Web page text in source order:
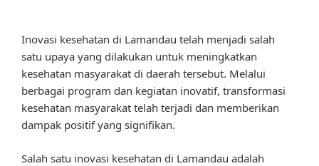
Inovasi kesehatan di Lamandau telah menjadi salah
satu upaya yang dilakukan untuk meningkatkan
kesehatan masyarakat di daerah tersebut. Melalui
berbagai program dan kegiatan inovatif, transformasi
kesehatan masyarakat telah terjadi dan memberikan
dampak positif yang signifikan.
Salah satu inovasi kesehatan di Lamandau adalah